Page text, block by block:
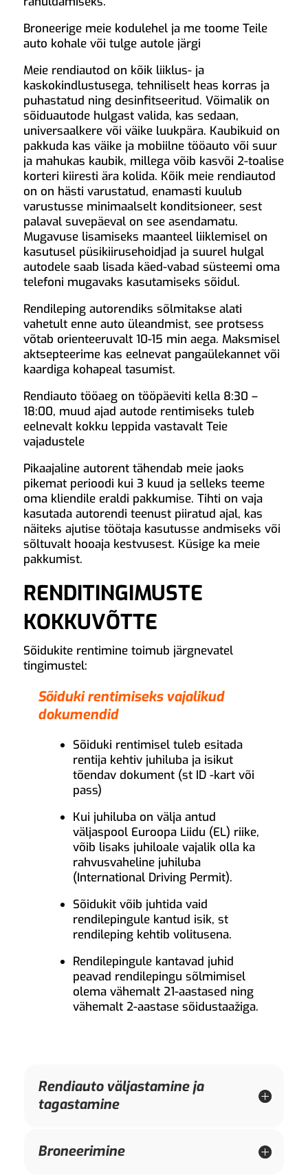
Broneerige meie kodulehel ja me toome Teile
auto kohale või tulge autole järgi
Meie rendiautod on kõik liiklus- ja
kaskokindlustusega, tehniliselt heas korras ja
puhastatud ning desinfitseeritud. Võimalik on
sõiduautode hulgast valida, kas sedaan,
universaalkere või väike luukpära. Kaubikuid on
pakkuda kas väike ja mobiilne tööauto või suur
ja mahukas kaubik, millega võib kasvõi 2-toalise
korteri kiiresti ära kolida. Kõik meie rendiautod
on on hästi varustatud, enamasti kuulub
varustusse minimaalselt konditsioneer, sest
palaval suvepäeval on see asendamatu.
Mugavuse lisamiseks maanteel liiklemisel on
kasutusel püsikiirusehoidjad ja suurel hulgal
autodele saab lisada käed-vabad süsteemi oma
telefoni mugavaks kasutamiseks sõidul.
Rendileping autorendiks sõlmitakse alati
vahetult enne auto üleandmist, see protsess
võtab orienteeruvalt 10-15 min aega. Maksmisel
aktsepteerime kas eelnevat pangaülekannet või
kaardiga kohapeal tasumist.
Rendiauto tööaeg on tööpäeviti kella 8:30 –
18:00, muud ajad autode rentimiseks tuleb
eelnevalt kokku leppida vastavalt Teie
vajadustele
Pikaajaline autorent tähendab meie jaoks
pikemat perioodi kui 3 kuud ja selleks teeme
oma kliendile eraldi pakkumise. Tihti on vaja
kasutada autorendi teenust piiratud ajal, kas
näiteks ajutise töötaja kasutusse andmiseks või
sõltuvalt hooaja kestvusest. Küsige ka meie
pakkumist.
RENDITINGIMUSTE
KOKKUVÕTTE
Sõidukite rentimine toimub järgnevatel
tingimustel:
Sõiduki rentimiseks vajalikud
dokumendid
Sõiduki rentimisel tuleb esitada
rentija kehtiv juhiluba ja isikut
tõendav dokument (st ID -kart või
pass)
Kui juhiluba on välja antud
väljaspool Euroopa Liidu (EL) riike,
võib lisaks juhiloale vajalik olla ka
rahvusvaheline juhiluba
(International Driving Permit).
Sõidukit võib juhtida vaid
rendilepingule kantud isik, st
rendileping kehtib volitusena.
Rendilepingule kantavad juhid
peavad rendilepingu sõlmimisel
olema vähemalt 21-aastased ning
vähemalt 2-aastase sõidustaažiga.
Rendiauto väljastamine ja
tagastamine
Broneerimine